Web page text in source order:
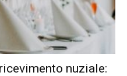
nuziale: